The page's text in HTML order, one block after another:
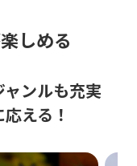
しめる
ンルも充実
える！